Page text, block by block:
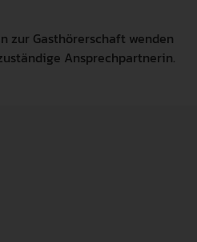
zur Gasthörerschaft wenden
Ansprechpartnerin.